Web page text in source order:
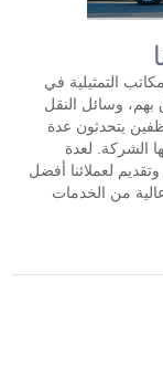
التمثيلية في
بهم، وسائل النقل
يتحدثون عدة
الشركة. لعدة
لعملائنا أفضل
من الخدمات